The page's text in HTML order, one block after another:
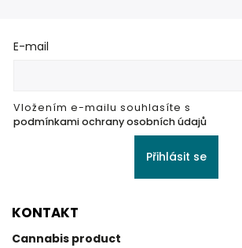
E-mail
Vložením e-mailu souhlasíte s
podmínkami ochrany osobních údajů
Přihlásit se
KONTAKT
Cannabis product